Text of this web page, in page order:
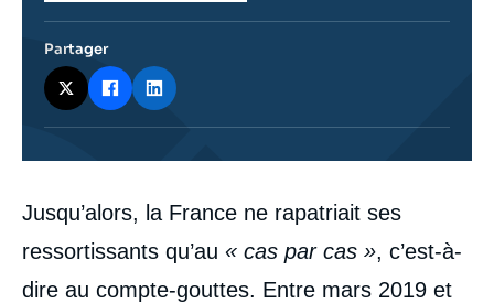
Corps
analyses
Jusqu’alors, la France ne rapatriait ses
ressortissants qu’au « cas par cas », c’est-à-
dire au compte-gouttes. Entre mars 2019 et
Partager